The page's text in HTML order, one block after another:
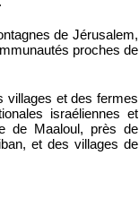
de Jérusalem,
proches de
villages et des fermes
israéliennes et
de Maaloul, près de
et des villages de